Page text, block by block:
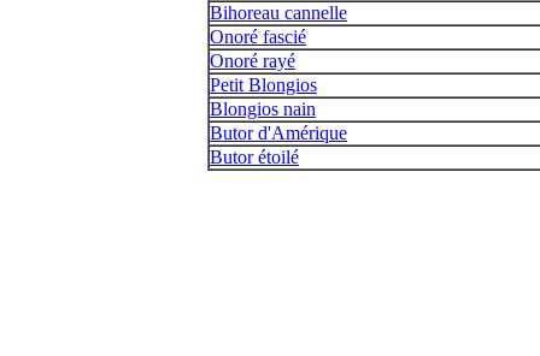
Bihoreau cannelle
Onoré fascié
Onoré rayé
Petit Blongios
Blongios nain
Butor d'Amérique
Butor étoilé